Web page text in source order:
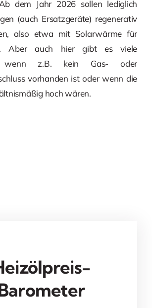
dem Jahr 2026 sollen lediglich
(auch Ersatzgeräte) regenerativ
also etwa mit Solarwärme für
Aber auch hier gibt es viele
wenn z.B. kein Gas- oder
vorhanden ist oder wenn die
hoch wären.